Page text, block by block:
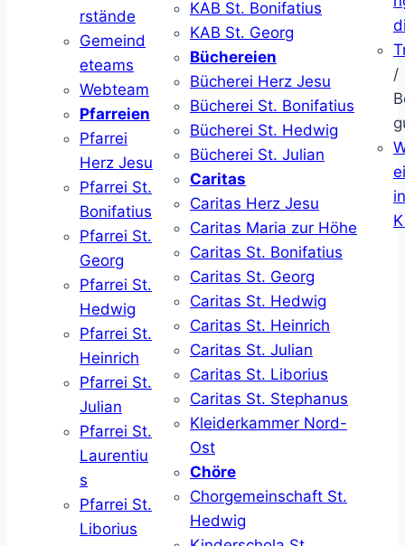
rstände
Gemeind
eteams
Webteam
Pfarreien
Pfarrei
Herz Jesu
Pfarrei St.
Bonifatius
Pfarrei St.
Georg
Pfarrei St.
Hedwig
Pfarrei St.
Heinrich
Pfarrei St.
Julian
Pfarrei St.
Laurentiu
s
Pfarrei St.
Liborius
KAB St. Bonifatius
KAB St. Georg
Büchereien
Bücherei Herz Jesu
Bücherei St. Bonifatius
Bücherei St. Hedwig
Bücherei St. Julian
Caritas
Caritas Herz Jesu
Caritas Maria zur Höhe
Caritas St. Bonifatius
Caritas St. Georg
Caritas St. Hedwig
Caritas St. Heinrich
Caritas St. Julian
Caritas St. Liborius
Caritas St. Stephanus
Kleiderkammer Nord-
Ost
Chöre
Chorgemeinschaft St.
Hedwig
/